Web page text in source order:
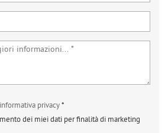
privacy*
dei miei dati per finalità di marketing